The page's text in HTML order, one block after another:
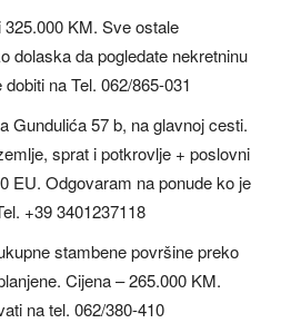
KM. Sve ostale
dolaska da pogledate nekretninu
na Tel. 062/865-031
Gundulića 57 b, na glavnoj cesti.
sprat i potkrovlje + poslovni
EU. Odgovaram na ponude ko je
+39 3401237118
stambene površine preko
Cijena – 265.000 KM.
na tel. 062/380-410